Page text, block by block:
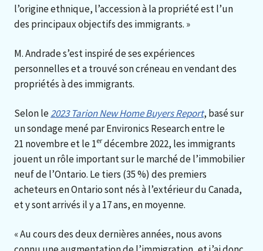
l’origine ethnique, l’accession à la propriété est l’un
des principaux objectifs des immigrants. »
M. Andrade s’est inspiré de ses expériences
personnelles et a trouvé son créneau en vendant des
propriétés à des immigrants.
Selon le2023 Tarion New Home Buyers Report, basé sur
un sondage mené par Environics Research entre le
21 novembre et le 1erdécembre 2022, les immigrants
jouent un rôle important sur le marché de l’immobilier
neuf de l’Ontario. Le tiers (35 %) des premiers
acheteurs en Ontario sont nés à l’extérieur du Canada,
et y sont arrivés il y a 17 ans, en moyenne.
« Au cours des deux dernières années, nous avons